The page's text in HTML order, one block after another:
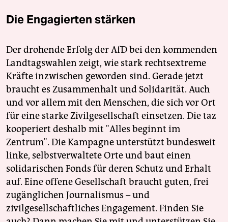
Die Engagierten stärken
Der drohende Erfolg der AfD bei den kommenden
Landtagswahlen zeigt, wie stark rechtsextreme
Kräfte inzwischen geworden sind. Gerade jetzt
braucht es Zusammenhalt und Solidarität. Auch
und vor allem mit den Menschen, die sich vor Ort
für eine starke Zivilgesellschaft einsetzen. Die taz
kooperiert deshalb mit "Alles beginnt im
Zentrum". Die Kampagne unterstützt bundesweit
linke, selbstverwaltete Orte und baut einen
solidarischen Fonds für deren Schutz und Erhalt
auf. Eine offene Gesellschaft braucht guten, frei
zugänglichen Journalismus – und
zivilgesellschaftliches Engagement. Finden Sie